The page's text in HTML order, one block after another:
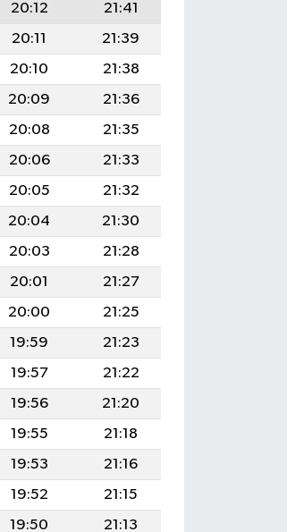
20:12
21:41
20:11
21:39
20:10
21:38
20:09
21:36
20:08
21:35
20:06
21:33
20:05
21:32
20:04
21:30
20:03
21:28
20:01
21:27
20:00
21:25
19:59
21:23
19:57
21:22
19:56
21:20
19:55
21:18
19:53
21:16
19:52
21:15
19:50
21:13